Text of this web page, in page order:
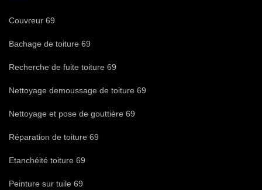
Couvreur 69
Bachage de toiture 69
Recherche de fuite toiture 69
Nettoyage demoussage de toiture 69
Nettoyage et pose de gouttière 69
Réparation de toiture 69
Etanchéité toiture 69
Peinture sur tuile 69